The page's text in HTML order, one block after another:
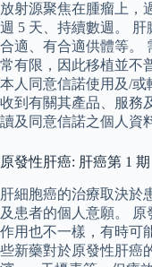
放射源聚焦在腫瘤上，
週 5 天、持續數週。
合適、有合適供體等。
常有限，因此移植並不
本人同意信諾使用及/
收到有關其產品、服務
讀及同意信諾之個人資
原發性肝癌: 肝癌第 1 期
肝細胞癌的治療取決於
及患者的個人意願。
作用也不一樣，有時可
些新藥對於原發性肝癌